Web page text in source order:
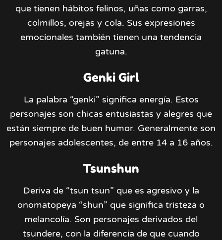
que tienen hábitos felinos, uñas como garras,
colmillos, orejas y cola. Sus expresiones
emocionales también tienen una tendencia
gatuna.
Genki Girl
La palabra “genki” significa energía. Estos
personajes son chicas entusiastas y alegres que
están siempre de buen humor. Generalmente son
personajes adolescentes, de entre 14 a 16 años.
Tsunshun
Deriva de “tsun tsun” que es agresivo y la
onomatopeya “shun” que significa tristeza o
melancolía. Son personajes derivados del
tsundere, con la diferencia de que cuando